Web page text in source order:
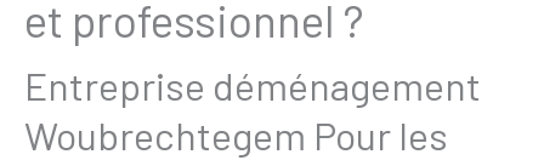
et professionnel ?
Entreprise déménagement
Woubrechtegem Pour les